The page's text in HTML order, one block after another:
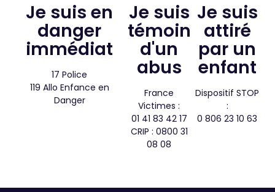
Je suis en
danger
immédiat
17 Police
119 Allo Enfance en
Danger
Je suis
témoin
d'un
abus
France
Victimes :
01 41 83 42 17
CRIP : 0800 31
08 08
Je suis
attiré
par un
enfant​
Dispositif STOP
:
0 806 23 10 63